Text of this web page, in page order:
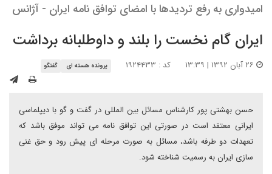
امیدواری به رفع تردیدها با امضای توافق نامه ایران - آژانس
ایران گام نخست را بلند و داوطلبانه برداشت
کد : ۱۹۲۴۴۳۳ پرونده هسته ای گفتگو
حسن بهشتی پور کارشناس مسائل بین المللی در گفت و گو با دیپلماسی
ایرانی معتقد است در صورتی این توافق نامه می تواند موفق باشد که
تعهدات دو طرفه باشد، مسائل به صورت مرحله ای پیش رود و حق غنی
سازی ایران به رسمیت شناخته شود.